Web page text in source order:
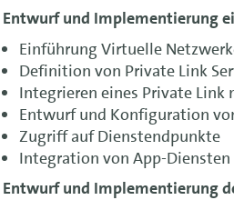
Entwurf und Implementierung
Einführung Virtuelle
Definition von Private Link
Integrieren eines Private Link
Entwurf und Konfiguration
Zugriff auf Dienstendpunkte
Integration von App-
Entwurf und Implementierung